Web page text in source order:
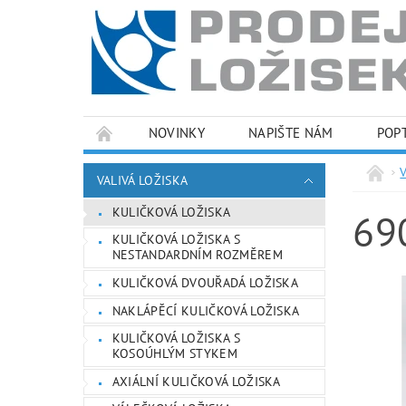
NOVINKY NAPIŠTE NÁM
PODMÍNKY OCHRANY OSOBNÍCH ÚDAJŮ
VALIVÁ LOŽISKA
KULIČKOVÁ LOŽISKA
KULIČKOVÁ LOŽISKA S
NESTANDARDNÍM ROZMĚREM
KULIČKOVÁ DVOUŘADÁ LOŽISKA
NAKLÁPĚCÍ KULIČKOVÁ LOŽISKA
KULIČKOVÁ LOŽISKA S
KOSOÚHLÝM STYKEM
AXIÁLNÍ KULIČKOVÁ LOŽISKA